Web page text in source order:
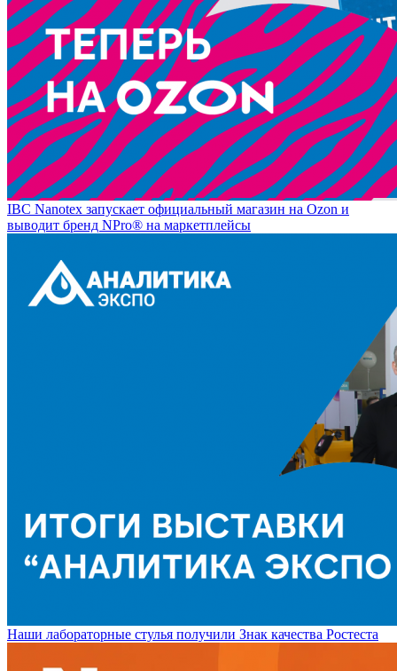
IBC Nanotex запускает официальный магазин на Ozon и
выводит бренд NPro® на маркетплейсы
Наши лабораторные стулья получили Знак качества Ростеста